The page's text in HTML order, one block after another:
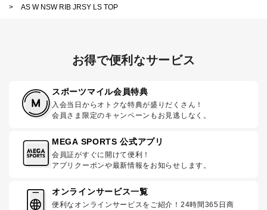
>
AS W NSW RIB JRSY LS TOP
お得で便利なサービス
スポーツマイル会員特典
入会当日からオトクな特典が盛りだくさん！
会員さま限定のキャンペーンもお見逃しなく。
MEGA SPORTS 公式アプリ
会員証がすぐに開けて便利！
アプリクーポンや最新情報をお知らせします。
オンラインサービス一覧
便利なオンラインサービスをご紹介！24時間365日商